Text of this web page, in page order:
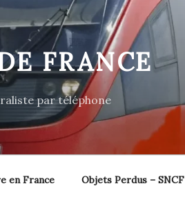
FRANCE
par téléphone
en France Objets Perdus – SNCF